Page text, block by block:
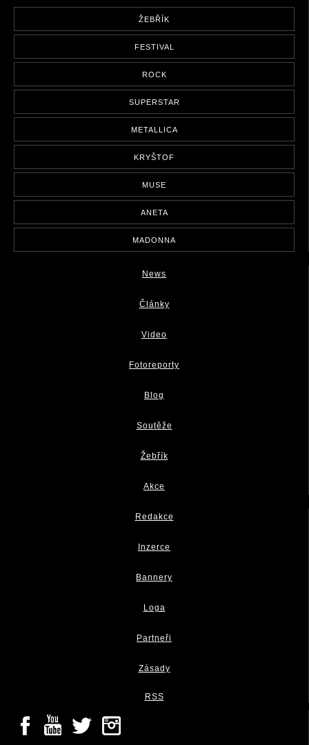
ŽEBŘÍK
FESTIVAL
ROCK
SUPERSTAR
METALLICA
KRYŠTOF
MUSE
ANETA
MADONNA
News
Články
Video
Fotoreporty
Blog
Soutěže
Žebřík
Akce
Redakce
Inzerce
Bannery
Loga
Partneři
Zásady
RSS